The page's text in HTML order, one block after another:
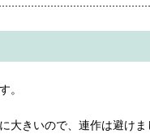
。
大きいので、連作は避けま